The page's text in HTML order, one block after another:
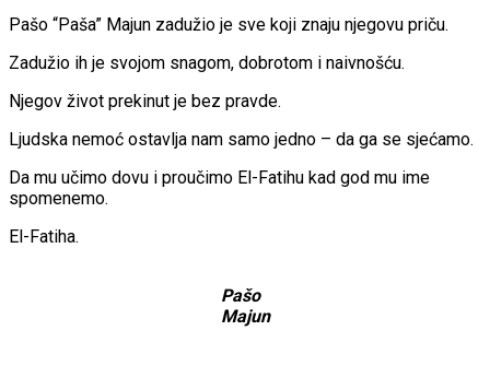
Pašo “Paša” Majun zadužio je sve koji znaju njegovu priču.
Zadužio ih je svojom snagom, dobrotom i naivnošću.
Njegov život prekinut je bez pravde.
Ljudska nemoć ostavlja nam samo jedno – da ga se sjećamo.
Da mu učimo dovu i proučimo El-Fatihu kad god mu ime
spomenemo.
El-Fatiha.
Pašo
Majun